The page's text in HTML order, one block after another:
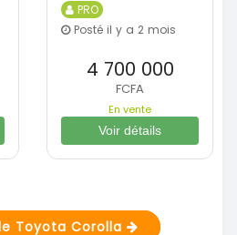
PRO
Posté il y a 2 mois
4 700 000
FCFA
En vente
Voir détails
Toyota Corolla